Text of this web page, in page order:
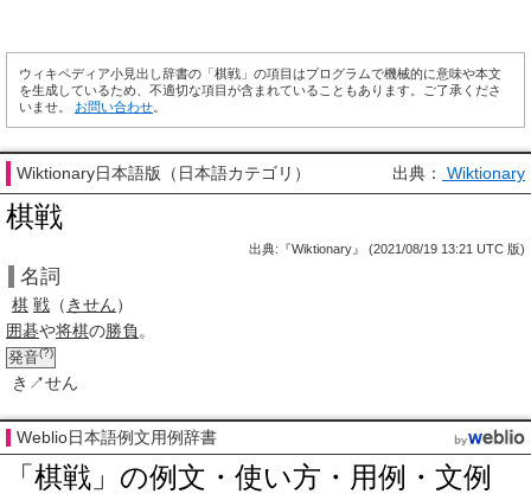
ウィキペディア小見出し辞書の「棋戦」の項目はプログラムで機械的に意味や本文
を生成しているため、不適切な項目が含まれていることもあります。ご了承くださ
いませ。 お問い合わせ
Wiktionary日本語版（日本語カテゴリ） 出典： Wiktionary
棋戦
出典:『Wiktionary』 (2021/08/19 13:21 UTC 版)
名詞
棋 戦 （ きせん）
囲碁や将棋の勝負 。
発音(?)
き↗せん
Weblio日本語例文用例辞書
「棋戦」の例文・使い方・用例・文例